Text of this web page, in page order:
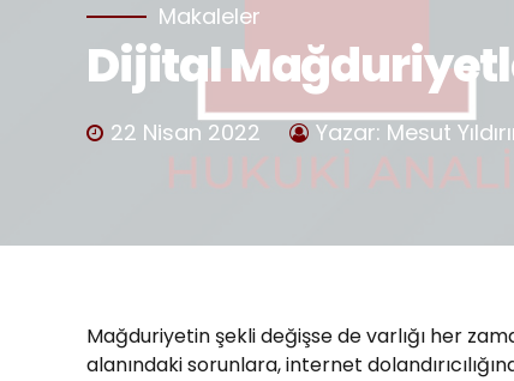
Makaleler
Dijital
22 Nisan 2022 Yazar: Mesut
Mağduriyetin şekli değişse de varlığı her
alanındaki sorunlara, internet